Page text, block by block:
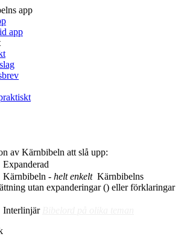
app
app
av Kärnbibeln att slå upp:
Expanderad
Kärnbibeln - helt enkelt Kärnbibelns
utan expanderingar () eller förklaringar
Interlinjär